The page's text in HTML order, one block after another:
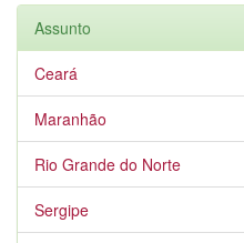
Assunto
Ceará
Maranhão
Rio Grande do Norte
Sergipe